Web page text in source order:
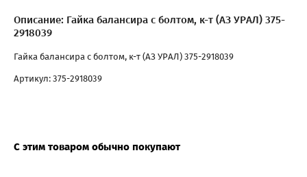
Описание: Гайка балансира с болтом, к-т (АЗ УРАЛ) 375-
2918039
Гайка балансира с болтом, к-т (АЗ УРАЛ) 375-2918039
Артикул: 375-2918039
С этим товаром обычно покупают